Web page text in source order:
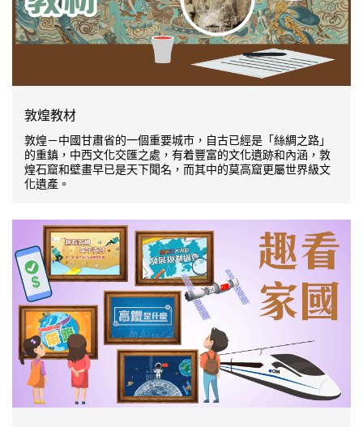
敦煌教材
敦煌－中國甘肅省的一個重要城巿，自古已經是「絲綢之路」
的重鎮，中西文化交匯之處，有着豐富的文化遺跡和內涵，敦
煌石窟和壁畫早已是天下聞名，而其中的莫高窟更屬世界級文
化遺產。